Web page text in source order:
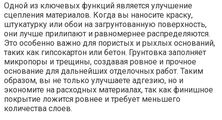
Одной из ключевых функций является улучшение
сцепления материалов. Когда вы наносите краску,
штукатурку или обои на загрунтованную поверхность,
они лучше прилипают и равномернее распределяются.
Это особенно важно для пористых и рыхлых оснований,
таких как гипсокартон или бетон. Грунтовка заполняет
микропоры и трещины, создавая ровное и прочное
основание для дальнейших отделочных работ. Таким
образом, вы не только улучшаете адгезию, но и
экономите на расходных материалах, так как финишное
покрытие ложится ровнее и требует меньшего
количества слоев.